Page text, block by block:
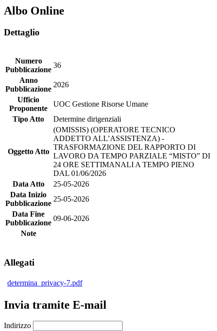
Albo Online
Dettaglio
Numero
Pubblicazione
36
Anno
Pubblicazione
2026
Ufficio
Proponente
UOC Gestione Risorse Umane
Tipo Atto
Determine dirigenziali
Oggetto Atto
(OMISSIS) (OPERATORE TECNICO
ADDETTO ALL’ASSISTENZA) -
TRASFORMAZIONE DEL RAPPORTO DI
LAVORO DA TEMPO PARZIALE “MISTO” DI
24 ORE SETTIMANALI A TEMPO PIENO
DAL 01/06/2026
Data Atto
25-05-2026
Data Inizio
Pubblicazione
25-05-2026
Data Fine
Pubblicazione
09-06-2026
Note
Allegati
determina_privacy-7.pdf
Invia tramite E-mail
Indirizzo